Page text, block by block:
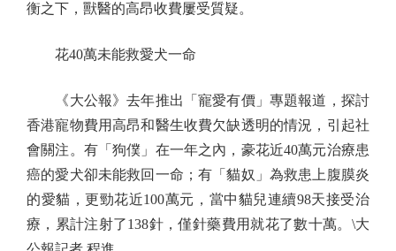
衡之下，獸醫的高昂收費屢受質疑。
花40萬未能救愛犬一命
《大公報》去年推出「寵愛有價」專題報道，探討
香港寵物費用高昂和醫生收費欠缺透明的情況，引起社
會關注。有「狗僕」在一年之內，豪花近40萬元治療患
癌的愛犬卻未能救回一命；有「貓奴」為救患上腹膜炎
的愛貓，更勁花近100萬元，當中貓兒連續98天接受治
療，累計注射了138針，僅針藥費用就花了數十萬。\大